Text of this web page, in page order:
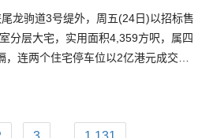
龙驹道3号缇外，周五(24日)以招标售
分层大宅，实用面积4,359方呎，属四
，连两个住宅停车位以2亿港元成交…